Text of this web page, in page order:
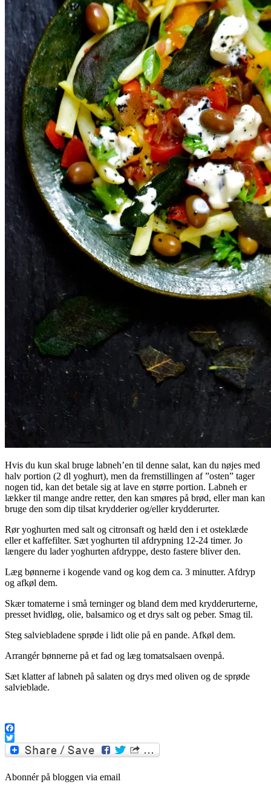
Hvis du kun skal bruge labneh’en til denne salat, kan du nøjes med
halv portion (2 dl yoghurt), men da fremstillingen af ”osten” tager
nogen tid, kan det betale sig at lave en større portion. Labneh er
lækker til mange andre retter, den kan smøres på brød, eller man kan
bruge den som dip tilsat krydderier og/eller krydderurter.
Rør yoghurten med salt og citronsaft og hæld den i et osteklæde
eller et kaffefilter. Sæt yoghurten til afdrypning 12-24 timer. Jo
længere du lader yoghurten afdryppe, desto fastere bliver den.
Læg bønnerne i kogende vand og kog dem ca. 3 minutter. Afdryp
og afkøl dem.
Skær tomaterne i små terninger og bland dem med krydderurterne,
presset hvidløg, olie, balsamico og et drys salt og peber. Smag til.
Steg salviebladene sprøde i lidt olie på en pande. Afkøl dem.
Arrangér bønnerne på et fad og læg tomatsalsaen ovenpå.
Sæt klatter af labneh på salaten og drys med oliven og de sprøde
salvieblade.
Facebook
Twitter
Abonnér på bloggen via email